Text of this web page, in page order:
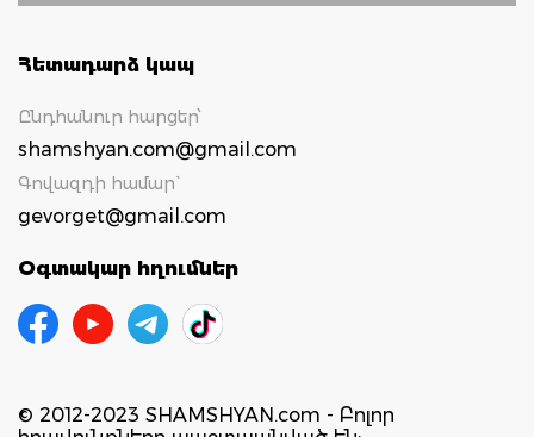
Հետադարձ կապ
Ընդհանուր հարցեր՝
shamshyan.com@gmail.com
Գովազդի համար`
gevorget@gmail.com
Օգտակար հղումներ
© 2012-2023 SHAMSHYAN.com - Բոլոր